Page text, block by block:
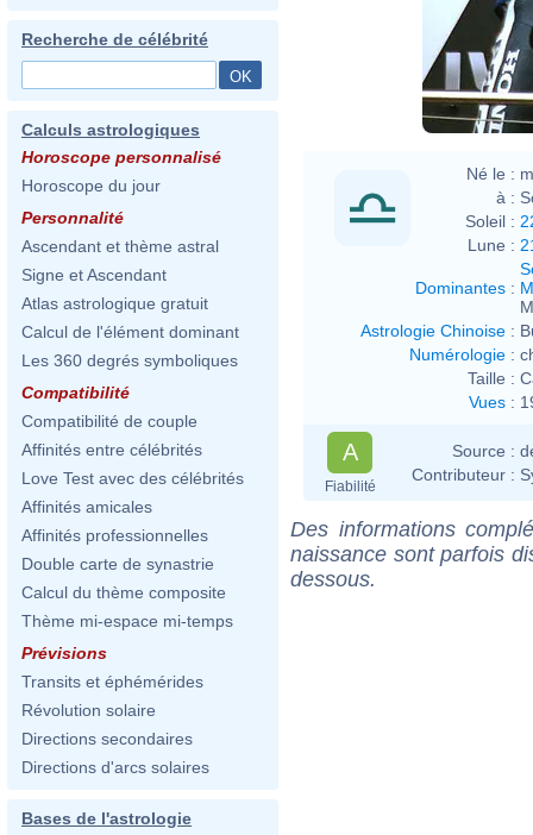
Recherche de célébrité
Calculs astrologiques
Horoscope personnalisé
Horoscope du jour
Personnalité
Ascendant et thème astral
Signe et Ascendant
Atlas astrologique gratuit
Calcul de l'élément dominant
Les 360 degrés symboliques
Compatibilité
Compatibilité de couple
Affinités entre célébrités
Love Test avec des célébrités
Affinités amicales
Affinités professionnelles
Double carte de synastrie
Calcul du thème composite
Thème mi-espace mi-temps
Prévisions
Transits et éphémérides
Révolution solaire
Directions secondaires
Directions d'arcs solaires
Bases de l'astrologie
Né le :
à :
Soleil :
Lune :
Dominantes :
Astrologie Chinoise :
Numérologie :
Taille :
Vues :
A
Fiabilité
Source :
Contributeur :
Des informations
naissance sont parfois
dessous.